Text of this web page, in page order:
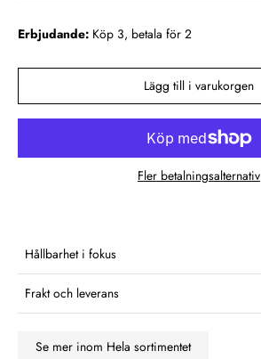
Erbjudande: Köp 3, betala för 2
Lägg till i varukorgen
Fler betalningsalternativ
Hållbarhet i fokus
Frakt och leverans
Se mer inom Hela sortimentet